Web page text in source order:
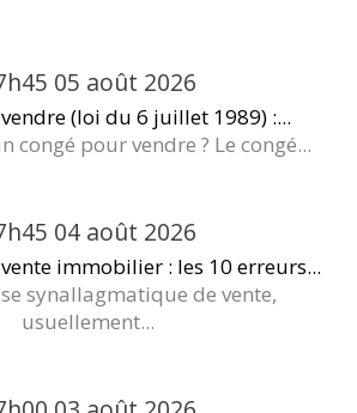
05 août 2026
(loi du 6 juillet 1989) :...
congé pour vendre ? Le congé...
04 août 2026
immobilier : les 10 erreurs...
synallagmatique de vente,
usuellement...